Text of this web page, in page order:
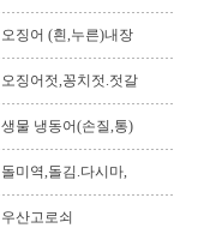
오징어 (흰,누른)내장
오징어젓,꽁치젓.젓갈
생물 냉동어(손질,통)
돌미역,돌김.다시마,
우산고로쇠